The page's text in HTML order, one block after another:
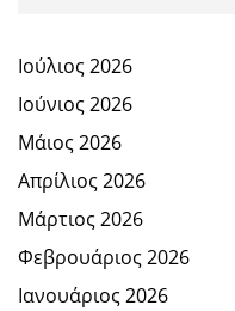
Ιούλιος 2026
Ιούνιος 2026
Μάιος 2026
Απρίλιος 2026
Μάρτιος 2026
Φεβρουάριος 2026
Ιανουάριος 2026